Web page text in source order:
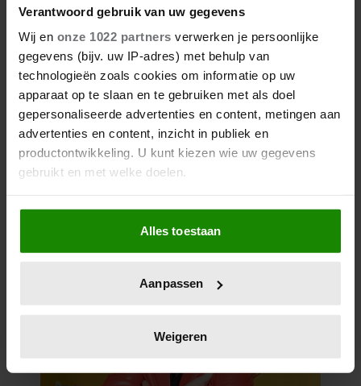
Verantwoord gebruik van uw gegevens
Wij en onze 1022 partners verwerken je persoonlijke
gegevens (bijv. uw IP-adres) met behulp van
technologieën zoals cookies om informatie op uw
apparaat op te slaan en te gebruiken met als doel
gepersonaliseerde advertenties en content, metingen aan
advertenties en content, inzicht in publiek en
productontwikkeling. U kunt kiezen wie uw gegevens
gebruikt en met welke doelen.
Als u het toestaat, willen we ook graag:
Informatie verzamelen over uw geografische
locatie, die tot een paar meter nauwkeurig kan zijn
scannen op specifieke eigenschappen (fingerprinting)
verwerkt en stel uw voorkeuren in het
intrekken in de Cookieverklaring.
Alles toestaan
Aanpassen
Weigeren